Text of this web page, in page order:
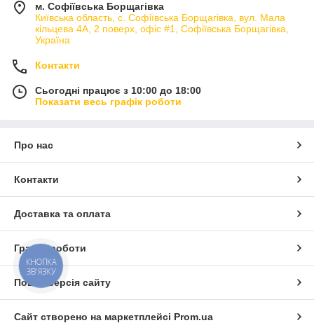
м. Софіївська Борщагівка
Київська область, с. Софіївська Борщагівка, вул. Мала
кільцева 4А, 2 поверх, офіс #1, Софіївська Борщагівка,
Україна
Контакти
Сьогодні працює з 10:00 до 18:00
Показати весь графік роботи
Про нас
Контакти
Доставка та оплата
Графік роботи
Повна версія сайту
Сайт створено на маркетплейсі Prom.ua
КНОПКА
ЗВ'ЯЗКУ